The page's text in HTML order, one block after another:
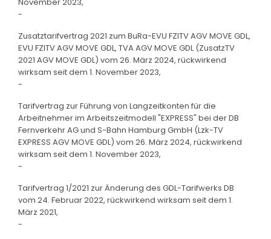
-
Zusatztarifvertrag 2021 zum BuRa-EVU FZITV AGV MOVE GDL,
EVU FZITV AGV MOVE GDL, TVA AGV MOVE GDL (ZusatzTV
2021 AGV MOVE GDL) vom 26. März 2024, rückwirkend
wirksam seit dem 1. November 2023,
-
Tarifvertrag zur Führung von Langzeitkonten für die
Arbeitnehmer im Arbeitszeitmodell "EXPRESS" bei der DB
Fernverkehr AG und S-Bahn Hamburg GmbH (Lzk-TV
EXPRESS AGV MOVE GDL) vom 26. März 2024, rückwirkend
wirksam seit dem 1. November 2023,
-
Tarifvertrag 1/2021 zur Änderung des GDL-Tarifwerks DB
vom 24. Februar 2022, rückwirkend wirksam seit dem 1.
März 2021,
-